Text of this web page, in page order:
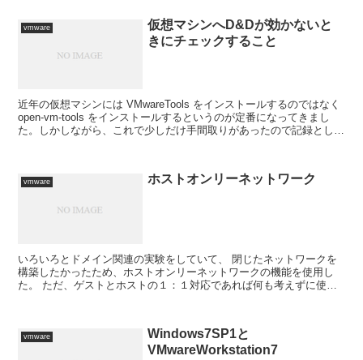
vmware
仮想マシンへD&Dが効かないと
きにチェックすること
近年の仮想マシンには VMwareTools をインストールするのではなく
open-vm-tools をインストールするというのが定番になってきまし
た。しかしながら、これで少しだけ手間取りがあったので記録として
vmware ホストオンリーネットワーク
いろいろとドメイン関連の実験をしていて、 閉じたネットワークを
構築したかったため、ホストオンリーネットワークの機能を使用し
た。 ただ、ゲストとホストの１：１対応であれば何も考えずに使え
vmware
Windows7SP1と
VMwareWorkstation7